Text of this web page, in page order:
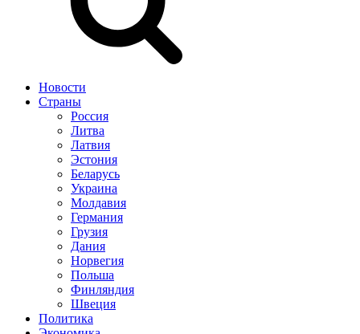
Новости
Страны
Россия
Литва
Латвия
Эстония
Беларусь
Украина
Молдавия
Германия
Грузия
Дания
Норвегия
Польша
Финляндия
Швеция
Политика